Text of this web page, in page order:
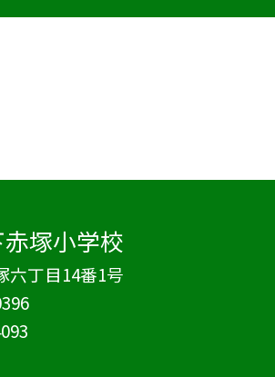
塚小学校
六丁目14番1号